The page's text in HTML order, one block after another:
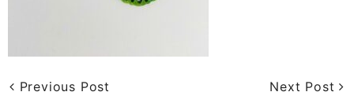
Previous Post Next Post